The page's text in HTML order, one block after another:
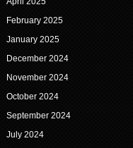
February 2025
January 2025
December 2024
November 2024
October 2024
September 2024
July 2024